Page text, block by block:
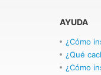
AYUDA
¿Cómo
¿Qué
¿Cómo